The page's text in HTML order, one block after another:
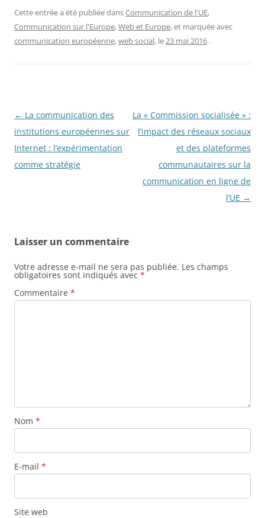
Cette entrée a été publiée dansCommunication de l'UE,
Communication sur l'Europe,Web et Europe, et marquée avec
communication européenne,web social, le23 mai 2016 .
Navigation
des
articles
← La communication des
institutions européennes sur
Internet : l’expérimentation
comme stratégie
La « Commission socialisée » :
l’impact des réseaux sociaux
et des plateformes
communautaires sur la
communication en ligne de
l’UE →
Laisser un commentaire
Votre adresse e-mail ne sera pas publiée. Les champs
obligatoires sont indiqués avec *
Commentaire *
Nom *
E-mail *
Site web